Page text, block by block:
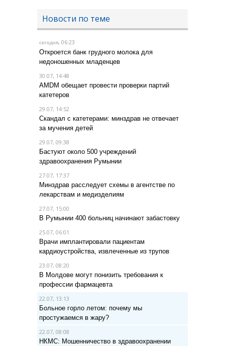
Новости по теме
сегодня, 06:23
Откроется банк грудного молока для
недоношенных младенцев
30.07, 14:48
AMDM обещает провести проверки партий
катетеров
29.07, 14:52
Скандал с катетерами: минздрав не отвечает
за мучения детей
29.07, 09:38
Бастуют около 500 учреждений
здравоохранения Румынии
27.07, 17:37
Минздрав расследует схемы в агентстве по
лекарствам и медизделиям
27.07, 15:00
В Румынии 400 больниц начинают забастовку
25.07, 06:01
Врачи имплантировали пациентам
кардиоустройства, извлеченные из трупов
23.07, 08:20
В Молдове могут понизить требования к
профессии фармацевта
22.07, 13:13
Больное горло летом: почему мы
простужаемся в жару?
22.07, 08:08
НКМС: Мошенничество в здравоохранении